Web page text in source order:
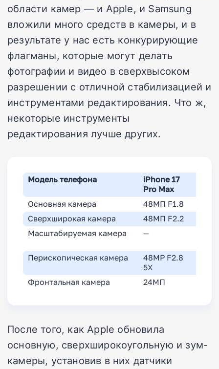
области камер — и Apple, и Samsung
вложили много средств в камеры, и в
результате у нас есть конкурирующие
флагманы, которые могут делать
фотографии и видео в сверхвысоком
разрешении с отличной стабилизацией и
инструментами редактирования. Что ж,
некоторые инструменты
редактирования лучше других.
Модель телефона
iPhone 17
Pro Max
Основная камера
48МП F1.8
Сверхширокая камера
48МП F2.2
Масштабируемая камера
—
Перископическая камера
48MP F2.8
5X
Фронтальная камера
24МП
После того, как Apple обновила
основную, сверхширокоугольную и зум-
камеры, установив в них датчики